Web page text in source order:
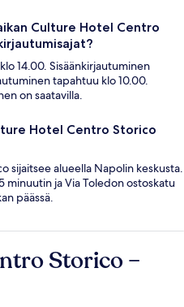
Culture Hotel Centro
14.00. Sisäänkirjautuminen
tapahtuu klo 10.00.
on saatavilla.
Hotel Centro Storico
sijaitsee alueella Napolin keskusta.
minuutin ja Via Toledon ostoskatu
päässä.
Storico –